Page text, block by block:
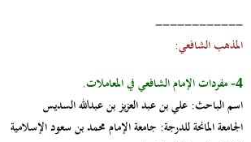
------------
المذهب الشافعي:
4- مفردات الإمام الشافعي في المعاملات.
اسم الباحث:علي بن عبد العزيز بن عبدالله السديس
الجامعة المانحة للدرجة: جامعة الإمام محمد بن سعود الإسلامية